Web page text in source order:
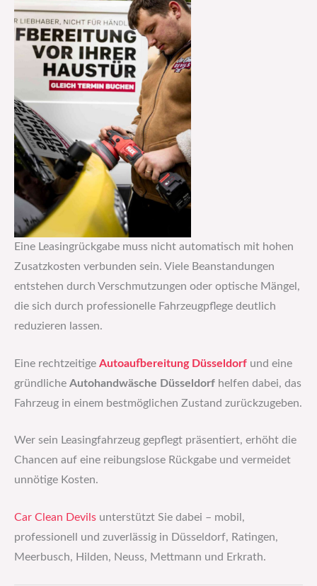
Eine Leasingrückgabe muss nicht automatisch mit hohen
Zusatzkosten verbunden sein. Viele Beanstandungen
entstehen durch Verschmutzungen oder optische Mängel,
die sich durch professionelle Fahrzeugpflege deutlich
reduzieren lassen.
Eine rechtzeitige Autoaufbereitung Düsseldorf und eine
gründliche Autohandwäsche Düsseldorf helfen dabei, das
Fahrzeug in einem bestmöglichen Zustand zurückzugeben.
Wer sein Leasingfahrzeug gepflegt präsentiert, erhöht die
Chancen auf eine reibungslose Rückgabe und vermeidet
unnötige Kosten.
Car Clean Devils unterstützt Sie dabei – mobil,
professionell und zuverlässig in Düsseldorf, Ratingen,
Meerbusch, Hilden, Neuss, Mettmann und Erkrath.